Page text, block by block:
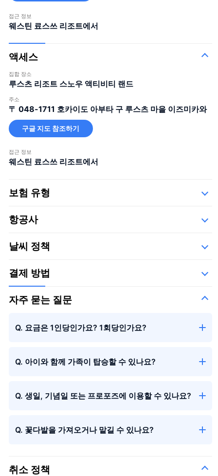
접근 정보
웨스틴 료스쓰 리조트에서
액세스
집합 장소
루스츠 리조트 스노우 액티비티 랜드
주소
〒 048-1711 호카이도 아부타 구 루스츠 마을 이즈미카와
구글 지도 참조하기
접근 정보
웨스틴 료스쓰 리조트에서
보험 유형
항공사
타쿠미 항공 기업
날씨 정책
결제 방법
자주 묻는 질문
Q. 요금은 1인당인가요? 1회당인가요?
Q. 아이와 함께 가족이 탑승할 수 있나요?
Q. 생일, 기념일 또는 프로포즈에 이용할 수 있나요?
Q. 꽃다발을 가져오거나 맡길 수 있나요?
취소 정책